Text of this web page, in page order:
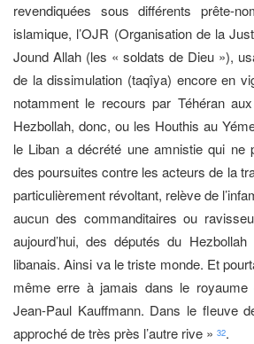
revendiquées sous différents prête-
islamique, l’OJR (Organisation de la
Jound Allah (les « soldats de Dieu »),
de la dissimulation (taqîya) encore en
notamment le recours par Téhéran
Hezbollah, donc, ou les Houthis au
le Liban a décrété une amnistie qui ne
des poursuites contre les acteurs de la
particulièrement révoltant, relève de
aucun des commanditaires ou
aujourd’hui, des députés du
libanais. Ainsi va le triste monde. Et
même erre à jamais dans le royaume
Jean-Paul Kauffmann. Dans le fleuve
approché de très près l’autre rive » 32.